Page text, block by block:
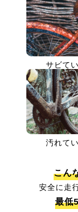
サビて
汚れて
こん
安全に走
最低